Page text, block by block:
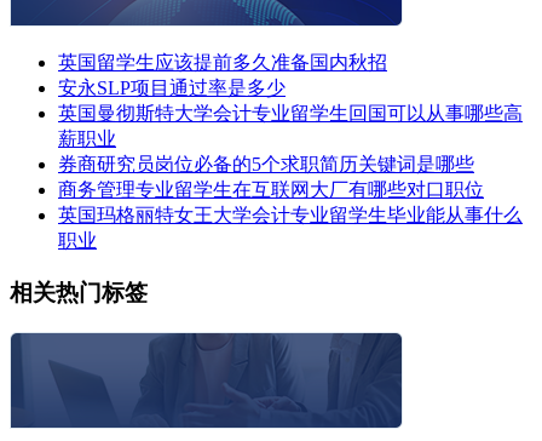
英国留学生应该提前多久准备国内秋招
安永SLP项目通过率是多少
英国曼彻斯特大学会计专业留学生回国可以从事哪些高
薪职业
券商研究员岗位必备的5个求职简历关键词是哪些
商务管理专业留学生在互联网大厂有哪些对口职位
英国玛格丽特女王大学会计专业留学生毕业能从事什么
职业
相关热门标签